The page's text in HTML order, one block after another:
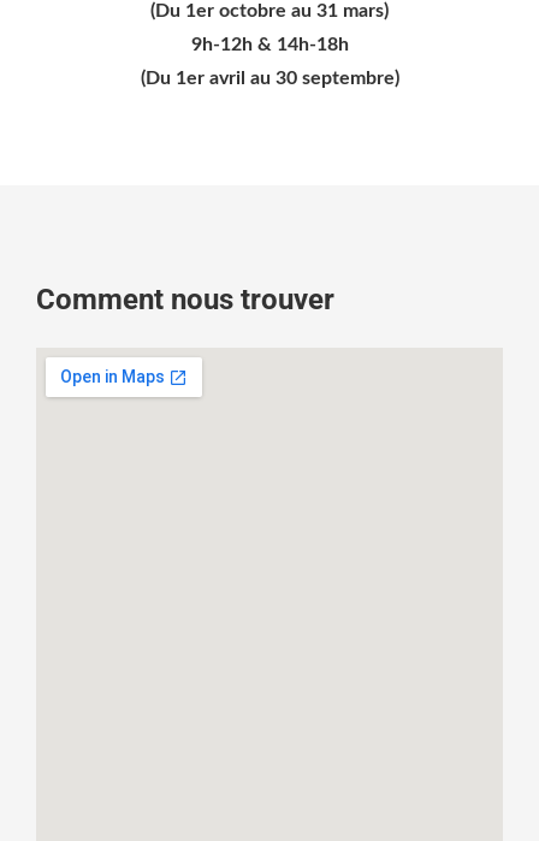
(Du 1er octobre au 31 mars)
9h-12h & 14h-18h
(Du 1er avril au 30 septembre)
Comment nous trouver